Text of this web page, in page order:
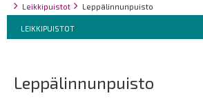
areLeikkipuistot
Leppälinnunpuisto
Breadcrumbs
You
are
LEIKKIPUISTOT
Leppälinnunpuisto